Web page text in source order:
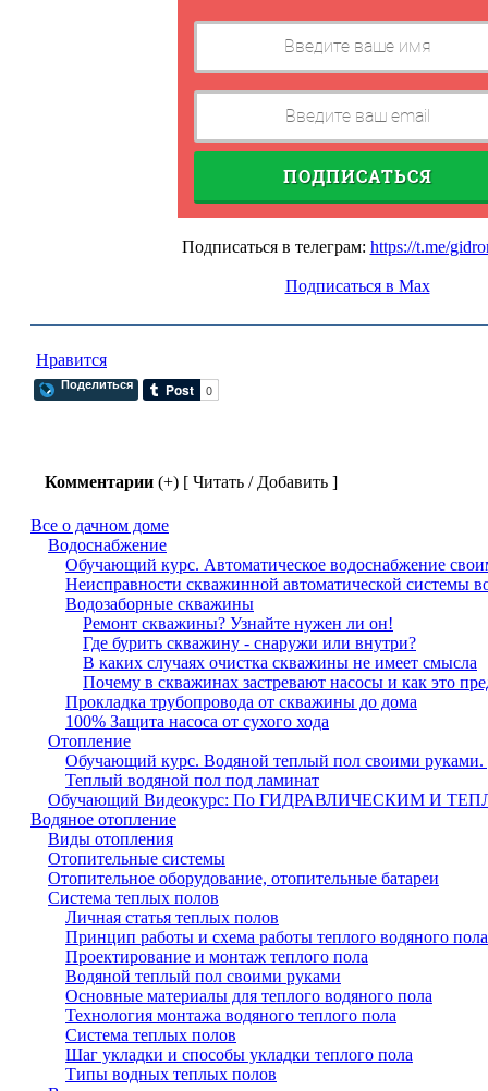
ПОДПИСАТЬСЯ
Подписаться в телеграм: https://t.me/
Подписаться в Max
Нравится
Поделиться
Комментарии (+) [ Читать / Добавить ]
Все о дачном доме
Водоснабжение
Обучающий курс. Автоматическое водоснабжение
Неисправности скважинной автоматической системы
Водозаборные скважины
Ремонт скважины? Узнайте нужен ли он!
Где бурить скважину - снаружи или внутри?
В каких случаях очистка скважины не имеет смысла
Почему в скважинах застревают насосы и как это
Прокладка трубопровода от скважины до дома
100% Защита насоса от сухого хода
Отопление
Обучающий курс. Водяной теплый пол своими руками.
Теплый водяной пол под ламинат
Обучающий Видеокурс: По ГИДРАВЛИЧЕСКИМ И
Водяное отопление
Виды отопления
Отопительные системы
Отопительное оборудование, отопительные батареи
Система теплых полов
Личная статья теплых полов
Принцип работы и схема работы теплого водяного пола
Проектирование и монтаж теплого пола
Водяной теплый пол своими руками
Основные материалы для теплого водяного пола
Технология монтажа водяного теплого пола
Система теплых полов
Шаг укладки и способы укладки теплого пола
Типы водных теплых полов